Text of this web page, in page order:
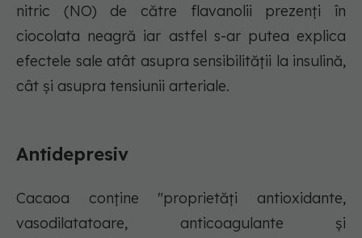
nitric (NO) de către flavanolii prezenți în
ciocolata neagră iar astfel s-ar putea explica
efectele sale atât asupra sensibilității la insulină,
cât și asupra tensiunii arteriale.
Antidepresiv
Cacaoa conține "proprietăți antioxidante,
vasodilatatoare, anticoagulante și